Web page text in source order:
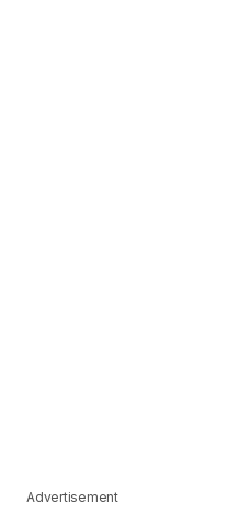
Advertisement